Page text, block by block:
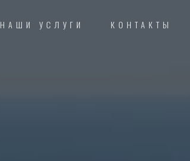
НАШИ УСЛУГИ КОНТАКТЫ